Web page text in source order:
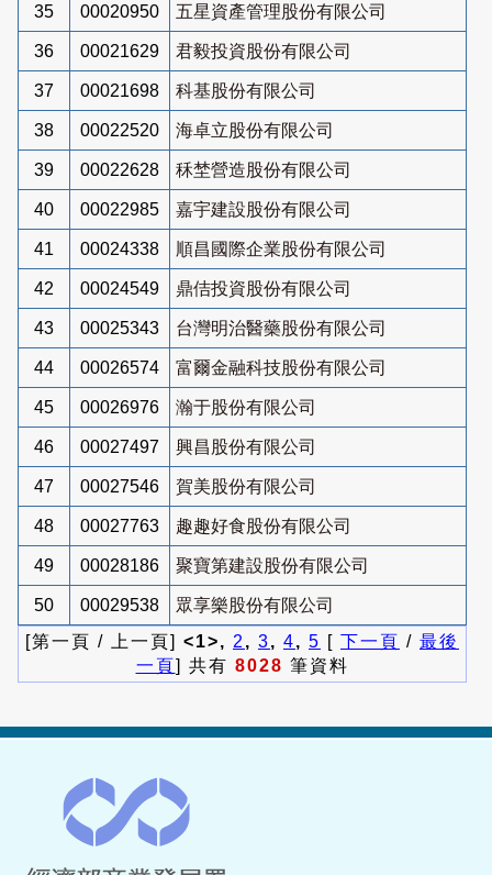
35 00020950 五星資產管理股份有限公司
36 00021629 君毅投資股份有限公司
37 00021698 科基股份有限公司
38 00022520 海卓立股份有限公司
39 00022628 秝埜營造股份有限公司
40 00022985 嘉宇建設股份有限公司
41 00024338 順昌國際企業股份有限公司
42 00024549 鼎佶投資股份有限公司
43 00025343 台灣明治醫藥股份有限公司
44 00026574 富爾金融科技股份有限公司
45 00026976 瀚于股份有限公司
46 00027497 興昌股份有限公司
47 00027546 賀美股份有限公司
48 00027763 趣趣好食股份有限公司
49 00028186 聚寶第建設股份有限公司
50 00029538
眾享樂股份有限公司
[第一頁 / 上一頁] <1>, 2 , 3, 4, 5 [ 下一頁 / 最後
一頁] 共有 8028 筆資料